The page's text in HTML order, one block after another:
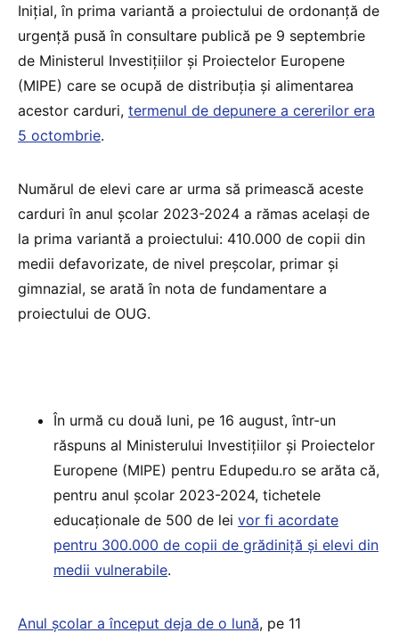
Inițial, în prima variantă a proiectului de ordonanță de
urgență pusă în consultare publică pe 9 septembrie
de Ministerul Investițiilor și Proiectelor Europene
(MIPE) care se ocupă de distribuția și alimentarea
acestor carduri, termenul de depunere a cererilor era
5 octombrie.
Numărul de elevi care ar urma să primească aceste
carduri în anul școlar 2023-2024 a rămas același de
la prima variantă a proiectului: 410.000 de copii din
medii defavorizate, de nivel preșcolar, primar și
gimnazial, se arată în nota de fundamentare a
proiectului de OUG.
În urmă cu două luni, pe 16 august, într-un
răspuns al Ministerului Investițiilor și Proiectelor
Europene (MIPE) pentru Edupedu.ro se arăta că,
pentru anul școlar 2023-2024, tichetele
educaționale de 500 de lei vor fi acordate
pentru 300.000 de copii de grădiniță și elevi din
medii vulnerabile.
Anul școlar a început deja de o lună, pe 11